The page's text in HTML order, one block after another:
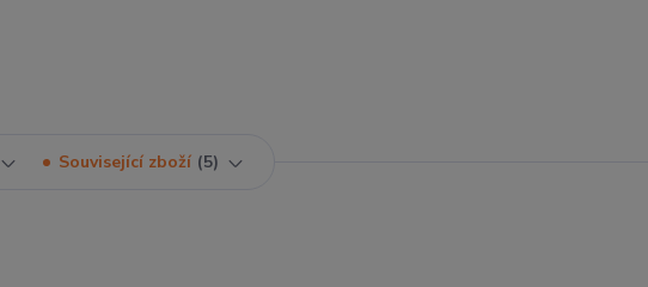
Související zboží 5